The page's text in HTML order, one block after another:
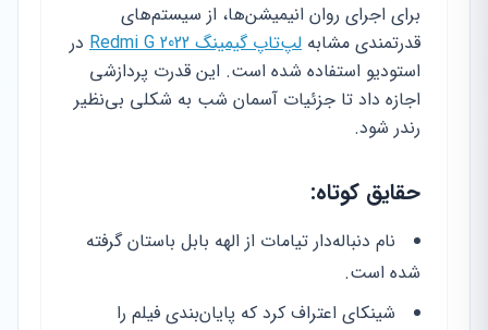
برای اجرای روان انیمیشن‌ها، از سیستم‌های
قدرتمندی مشابه لپ‌تاپ گیمینگ Redmi G 2022
در
استودیو استفاده شده است. این قدرت پردازشی
اجازه داد تا جزئیات آسمان شب به شکلی بی‌نظیر
رندر شود.
حقایق کوتاه:
نام دنباله‌دار تیامات از الهه بابل باستان گرفته
شده است.
شینکای اعتراف کرد که پایان‌بندی فیلم را